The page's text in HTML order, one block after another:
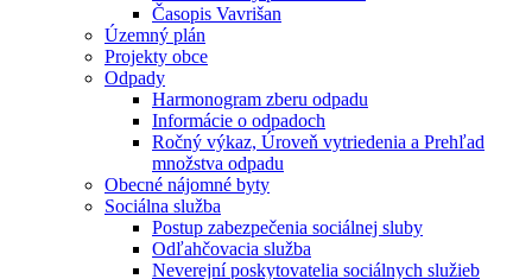
Časopis Vavrišan
Územný plán
Projekty obce
Odpady
Harmonogram zberu odpadu
Informácie o odpadoch
Ročný výkaz, Úroveň vytriedenia a Prehľad
množstva odpadu
Obecné nájomné byty
Sociálna služba
Postup zabezpečenia sociálnej sluby
Odľahčovacia služba
Neverejní poskytovatelia sociálnych služieb